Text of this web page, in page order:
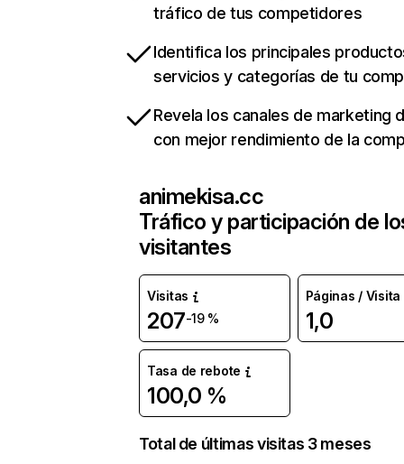
tráfico de tus competidores
Identifica los principales
servicios y categorías de tu
Revela los canales de marketing
con mejor rendimiento de la
animekisa.cc
Tráfico y participación de
visitantes
Visitas
207-19 %
Páginas / Visita
1,0
Tasa de rebote
100,0 %
Total de últimas visitas 3 meses